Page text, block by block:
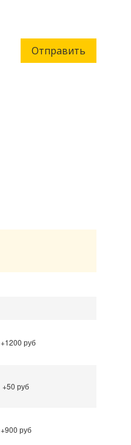
Отправить
+1200 руб
+50 руб
+900 руб